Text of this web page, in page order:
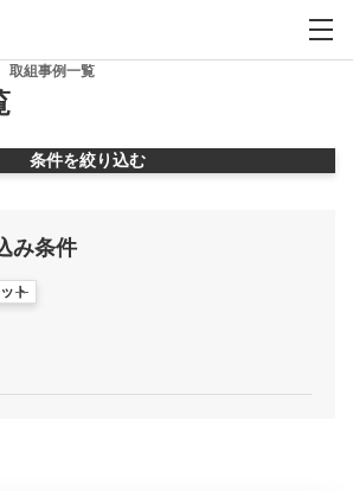
取組事例一覧
条件を絞り込むモーダルウィンドウを開きます
み条件
ト